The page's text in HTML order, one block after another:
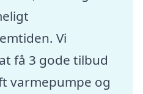
Vi
få 3 gode tilbud
varmepumpe og